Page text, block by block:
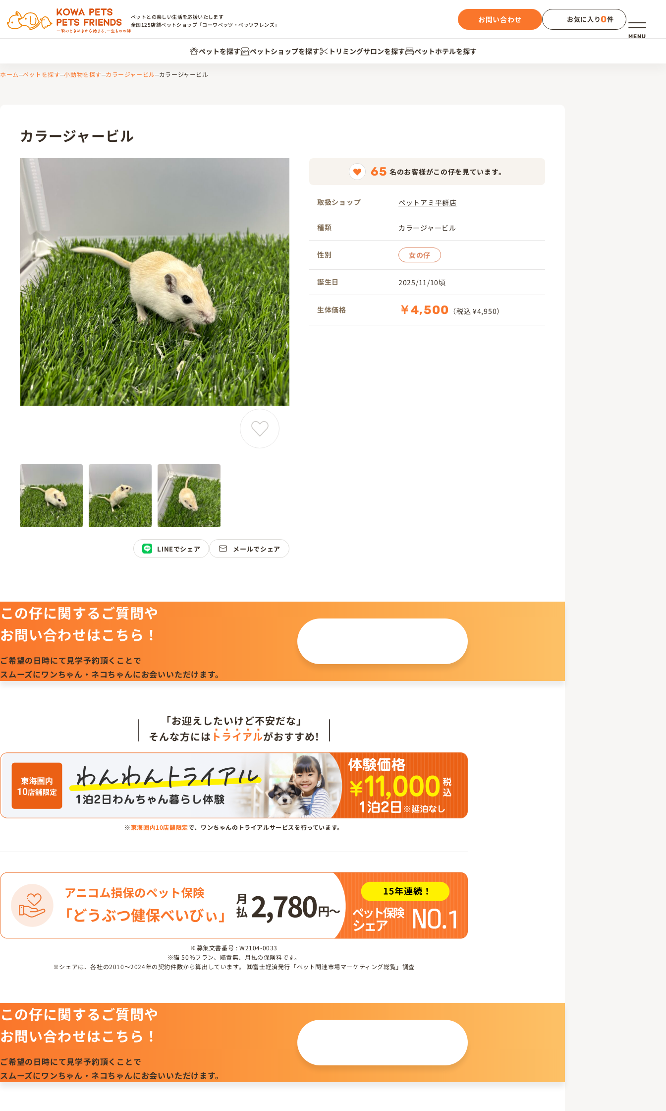
メニュー
MENU
ペットとの楽しい生活を応援いたします
全国125店舗ペットショップ「コーワペッツ・ペッツフレンズ」
お問い合わせ お気に入り0件
ペットを探す ペットショップを探す トリミングサロンを探す ペットホテルを探す
ホーム ペットを探す 小動物を探す カラージャービル カラージャービル
カラージャービル
65 名のお客様がこの仔を見ています。
取扱ショップ ペットアミ平群店
種類 カラージャービル
性別 女の仔
誕生日 2025/11/10頃
生体価格 ￥4,500 （税込 ¥4,950）
LINEでシェア メールでシェア
この仔に関するご質問や
お問い合わせはこちら！
ご希望の日時にて見学予約頂くことで
スムーズにワンちゃん・ネコちゃんにお会いいただけます。
「お迎えしたいけど不安だな」
そんな方には トライアルがおすすめ!
※東海圏内10店舗限定で、ワンちゃんのトライアルサービスを行っています。
※募集文書番号 : W2104-0033
※猫 50％プラン、賠責無、月払の保険料です。
※シェアは、各社の2010～2024年の契約件数から算出しています。 ㈱富士経済発行「ペット関連市場マーケティング総覧」調査
この仔に関するご質問や
お問い合わせはこちら！
ご希望の日時にて見学予約頂くことで
スムーズにワンちゃん・ネコちゃんにお会いいただけます。